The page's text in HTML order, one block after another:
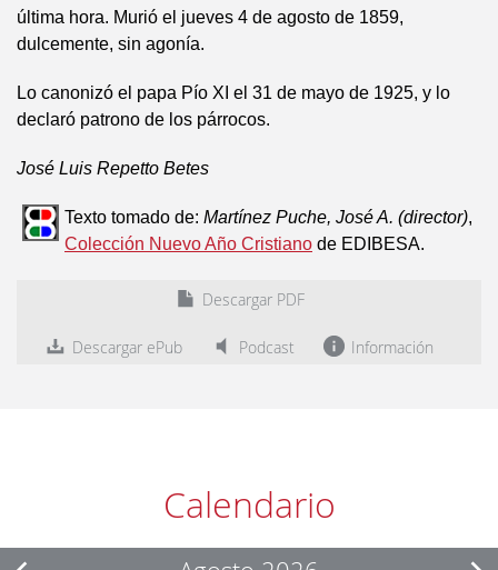
última hora. Murió el jueves 4 de agosto de 1859,
dulcemente, sin agonía.
Lo canonizó el papa Pío XI el 31 de mayo de 1925, y lo
declaró patrono de los párrocos.
José Luis Repetto Betes
Texto tomado de: Martínez Puche, José A. (director),
Colección Nuevo Año Cristiano de EDIBESA.
Descargar PDF
Descargar ePub Podcast Información
Calendario